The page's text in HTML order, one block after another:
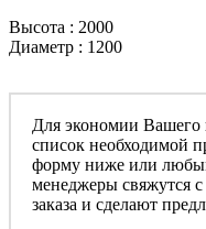
Высота : 2000
Диаметр : 1200
Для экономии Вашего
список необходимой
форму ниже или
менеджеры свяжутся
заказа и сделают